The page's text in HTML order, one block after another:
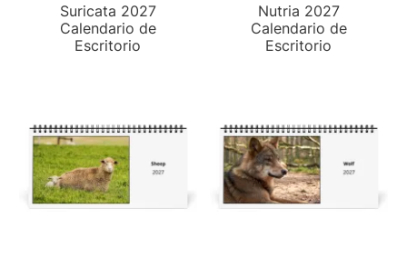
Suricata 2027
Calendario de
Escritorio
Nutria 2027
Calendario de
Escritorio